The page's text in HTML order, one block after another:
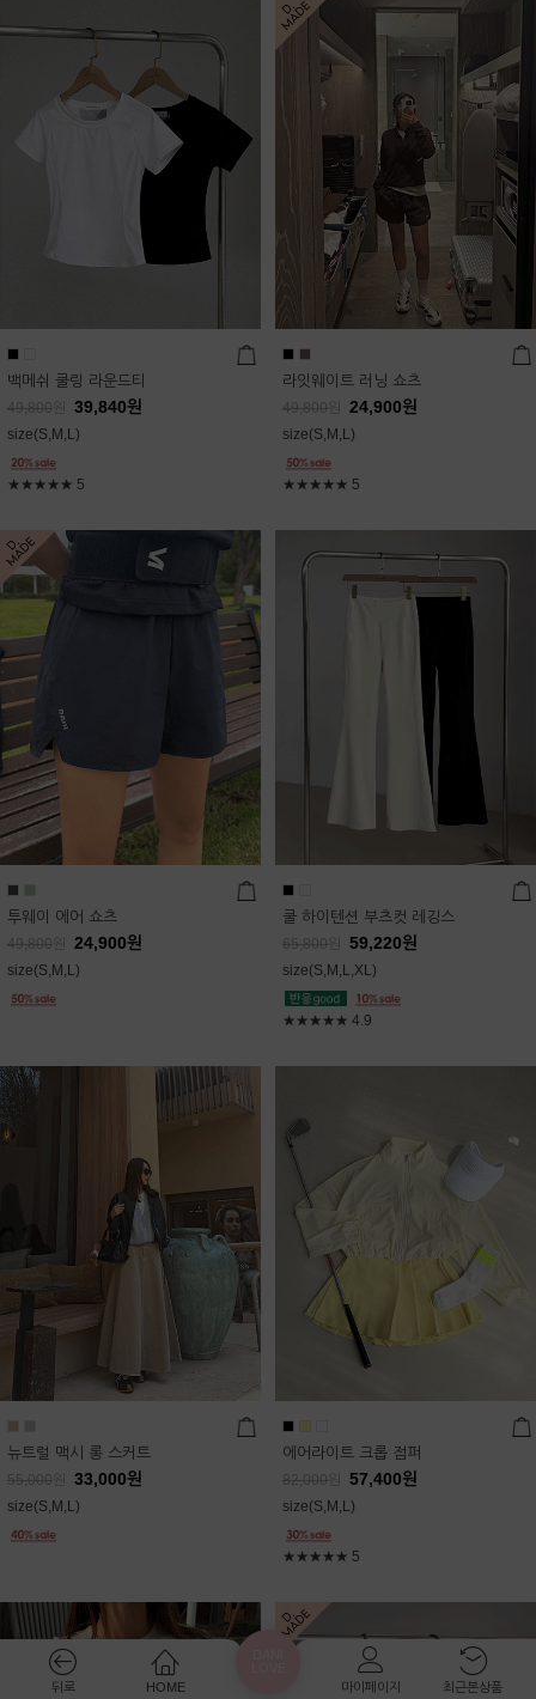
백메쉬 쿨링 라운드티
49,800 39,840원
size(S,M,L)
★★★★★ 5
라잇웨이트 러닝 쇼츠
49,800 24,900원
size(S,M,L)
★★★★★ 5
투웨이 에어 쇼츠
49,800 24,900원
size(S,M,L)
쿨 하이텐션 부츠컷 레깅스
65,800 59,220원
size(S,M,L,XL)
★★★★★ 4.9
뉴트럴 맥시 롱 스커트
55,000 33,000원
size(S,M,L)
에어라이트 크롭 점퍼
82,000 57,400원
size(S,M,L)
★★★★★ 5
뒤로 HOME
마이페이지
최근본상품